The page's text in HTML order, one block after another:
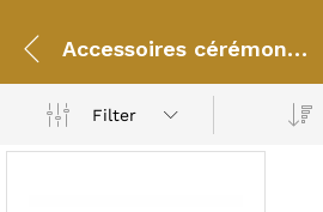
Accessoires cérémonies
Filter